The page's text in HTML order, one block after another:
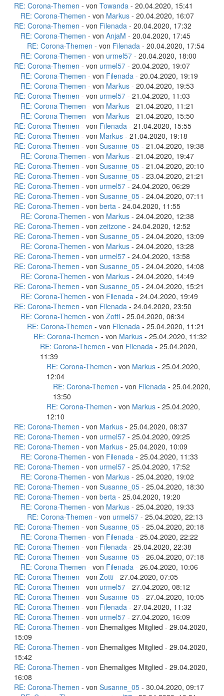
RE: Corona-Themen - von Towanda - 20.04.2020, 15:41
RE: Corona-Themen - von Markus - 20.04.2020, 16:07
RE: Corona-Themen - von Filenada - 20.04.2020, 17:32
RE: Corona-Themen - von AnjaM - 20.04.2020, 17:45
RE: Corona-Themen - von Filenada - 20.04.2020, 17:54
RE: Corona-Themen - von urmel57 - 20.04.2020, 18:00
RE: Corona-Themen - von urmel57 - 20.04.2020, 19:07
RE: Corona-Themen - von Filenada - 20.04.2020, 19:19
RE: Corona-Themen - von Markus - 20.04.2020, 19:53
RE: Corona-Themen - von urmel57 - 21.04.2020, 11:03
RE: Corona-Themen - von Markus - 21.04.2020, 11:21
RE: Corona-Themen - von Markus - 21.04.2020, 15:50
RE: Corona-Themen - von Filenada - 21.04.2020, 15:55
RE: Corona-Themen - von Markus - 21.04.2020, 19:18
RE: Corona-Themen - von Susanne_05 - 21.04.2020, 19:38
RE: Corona-Themen - von Markus - 21.04.2020, 19:47
RE: Corona-Themen - von Susanne_05 - 21.04.2020, 20:10
RE: Corona-Themen - von Susanne_05 - 23.04.2020, 21:21
RE: Corona-Themen - von urmel57 - 24.04.2020, 06:29
RE: Corona-Themen - von Susanne_05 - 24.04.2020, 07:11
RE: Corona-Themen - von berta - 24.04.2020, 11:55
RE: Corona-Themen - von Markus - 24.04.2020, 12:38
RE: Corona-Themen - von zeitzone - 24.04.2020, 12:52
RE: Corona-Themen - von Susanne_05 - 24.04.2020, 13:09
RE: Corona-Themen - von Markus - 24.04.2020, 13:28
RE: Corona-Themen - von urmel57 - 24.04.2020, 13:58
RE: Corona-Themen - von Susanne_05 - 24.04.2020, 14:08
RE: Corona-Themen - von Markus - 24.04.2020, 14:49
RE: Corona-Themen - von Susanne_05 - 24.04.2020, 15:21
RE: Corona-Themen - von Filenada - 24.04.2020, 19:49
RE: Corona-Themen - von Filenada - 24.04.2020, 23:50
RE: Corona-Themen - von Zotti - 25.04.2020, 06:34
RE: Corona-Themen - von Filenada - 25.04.2020, 11:21
RE: Corona-Themen - von Markus - 25.04.2020, 11:32
RE: Corona-Themen - von Filenada - 25.04.2020,
11:39
RE: Corona-Themen - von Markus - 25.04.2020,
12:04
RE: Corona-Themen - von Filenada - 25.04.2020,
13:50
RE: Corona-Themen - von Markus - 25.04.2020,
12:10
RE: Corona-Themen - von Markus - 25.04.2020, 08:37
RE: Corona-Themen - von urmel57 - 25.04.2020, 09:25
RE: Corona-Themen - von Markus - 25.04.2020, 10:09
RE: Corona-Themen - von Filenada - 25.04.2020, 11:33
RE: Corona-Themen - von urmel57 - 25.04.2020, 17:52
RE: Corona-Themen - von Markus - 25.04.2020, 19:02
RE: Corona-Themen - von Susanne_05 - 25.04.2020, 18:30
RE: Corona-Themen - von berta - 25.04.2020, 19:20
RE: Corona-Themen - von Markus - 25.04.2020, 19:33
RE: Corona-Themen - von urmel57 - 25.04.2020, 22:13
RE: Corona-Themen - von Susanne_05 - 25.04.2020, 20:18
RE: Corona-Themen - von Filenada - 25.04.2020, 22:22
RE: Corona-Themen - von Filenada - 25.04.2020, 22:38
RE: Corona-Themen - von Susanne_05 - 26.04.2020, 07:18
RE: Corona-Themen - von Filenada - 26.04.2020, 10:06
RE: Corona-Themen - von Zotti - 27.04.2020, 07:05
RE: Corona-Themen - von urmel57 - 27.04.2020, 08:12
RE: Corona-Themen - von Susanne_05 - 27.04.2020, 10:05
RE: Corona-Themen - von Filenada - 27.04.2020, 11:32
RE: Corona-Themen - von urmel57 - 27.04.2020, 16:09
RE: Corona-Themen - von Ehemaliges Mitglied - 29.04.2020,
15:09
RE: Corona-Themen - von Ehemaliges Mitglied - 29.04.2020,
15:42
RE: Corona-Themen - von Ehemaliges Mitglied - 29.04.2020,
16:08
RE: Corona-Themen - von Susanne_05 - 30.04.2020, 09:17